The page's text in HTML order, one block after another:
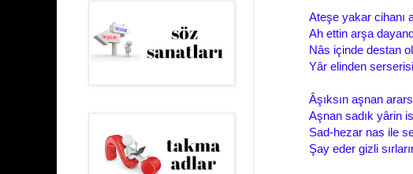
Ateşe yakar cihanı
Ah ettin arşa
Nâs içinde destan
Yâr elinden
Âşıksın aşnan
Aşnan sadık yârin
Sad-hezar nas ile
Şay eder gizli